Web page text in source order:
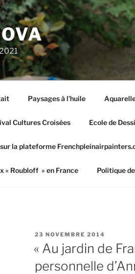
Paysages à l’huile
Cultures Croisées Ecole de
la plateforme
« Roubloff » en France Politique
PUBLIÉ
23 NOVEMBRE 2014
« Au jardin de
personnelle